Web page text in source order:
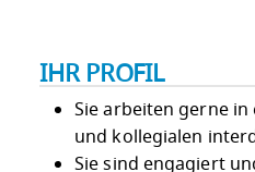
IHR PROFIL
Sie arbeiten gerne
und kollegialen
Sie sind engagiert